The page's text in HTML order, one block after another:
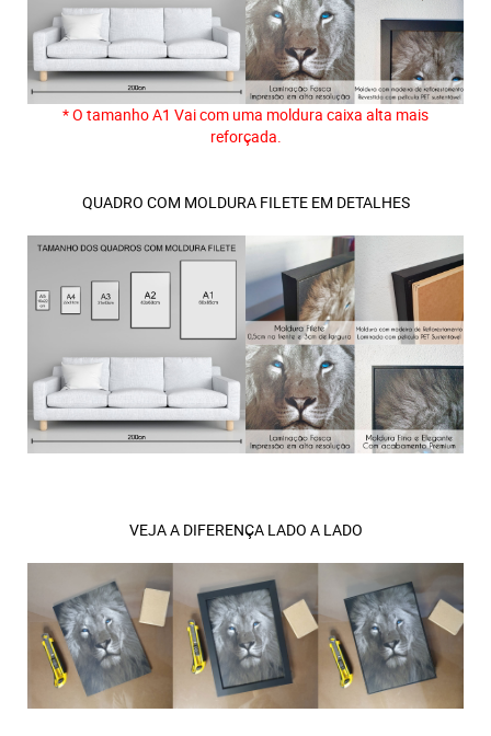
* O tamanho A1 Vai com uma moldura caixa alta mais
reforçada.
QUADRO COM MOLDURA FILETE EM DETALHES
VEJA A DIFERENÇA LADO A LADO